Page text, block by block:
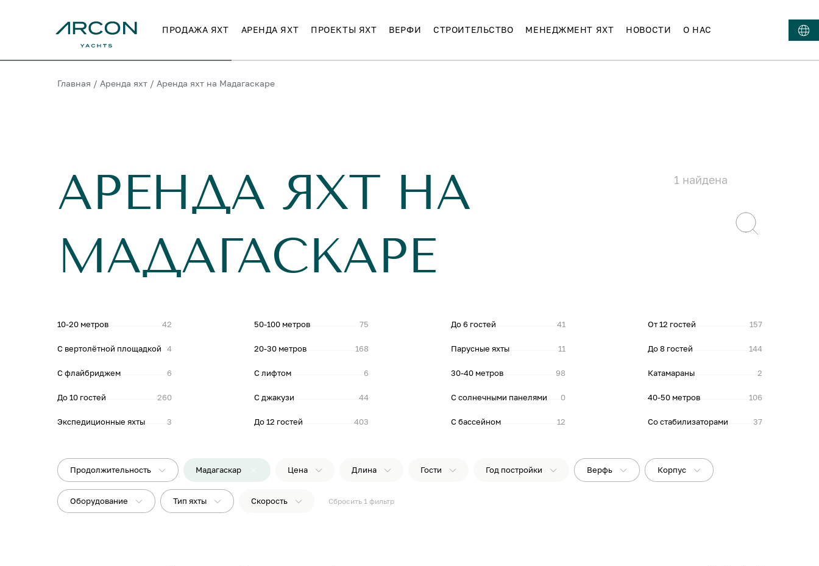
ПРОДАЖА ЯХТ АРЕНДА ЯХТ ПРОЕКТЫ ЯХТ ВЕРФИ СТРОИТЕЛЬСТВО МЕНЕДЖМЕНТ ЯХТ НОВОСТИ О НАС
Главная / Аренда яхт / Аренда яхт на Мадагаскаре
АРЕНДА ЯХТ НА
МАДАГАСКАРЕ
1 найдена
10-20 метров 42 50-100 метров 75 До 6 гостей 41 От 12 гостей 157
С вертолётной площадкой 4 20-30 метров 168 Парусные яхты 11 До 8 гостей 144
С флайбриджем 6 С лифтом 6 30-40 метров 98 Катамараны 2
До 10 гостей 260 С джакузи 44 С солнечными панелями 0 40-50 метров 106
Экспедиционные яхты 3 До 12 гостей 403 С бассейном 12 Со стабилизаторами 37
Продолжительность Мадагаскар Цена Длина Гости Год постройки Верфь Корпус
Оборудование Тип яхты Скорость Сбросить 1 фильтр